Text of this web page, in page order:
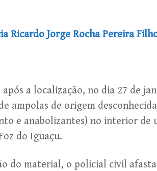
Ricardo Jorge Rocha Pereira
a localização, no dia 27 de
ampolas de origem
e anabolizantes) no interior de
do Iguaçu.
do material, o policial civil